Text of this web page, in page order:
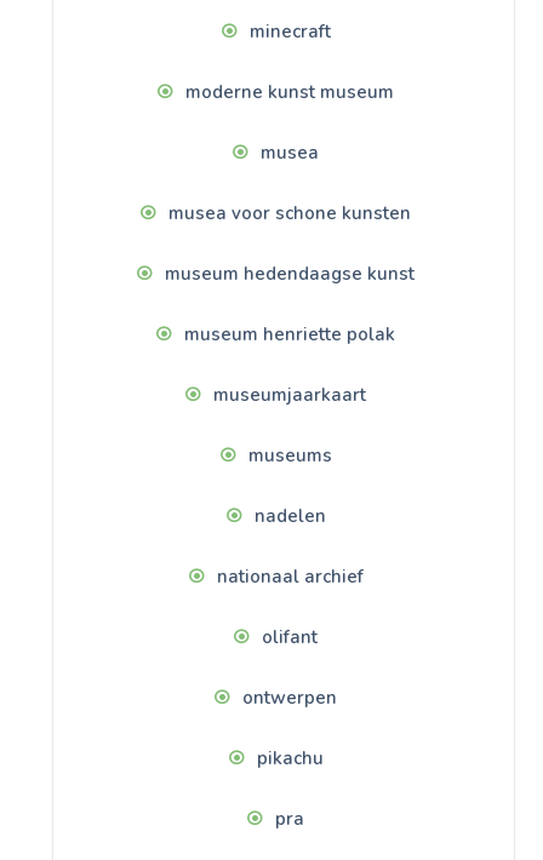
minecraft
moderne kunst museum
musea
musea voor schone kunsten
museum hedendaagse kunst
museum henriette polak
museumjaarkaart
museums
nadelen
nationaal archief
olifant
ontwerpen
pikachu
pra